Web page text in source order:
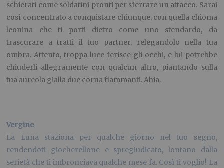
schierati come soldatini pronti per sferrare un attacco. Sarai
così concentrato a conquistare chiunque, con quella chioma
leonina che ti porti dietro come uno stendardo, da
trascurare a tratti il tuo partner, relegandolo nella tua
ombra. Attento, troppa luce ferisce gli occhi, e lui potrebbe
chiuderli allegramente con qualcun altro, piantando sulla
tua aureola gialla due corna fiammanti. Ahia.
Vergine
La Luna staziona per qualche giorno nel tuo segno,
rendendoti giocherellone e spregiudicato, lontano dalla
serietà che ti imbronciava qualche mese fa. Così ti voglio! La